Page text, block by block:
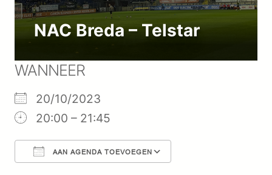
NAC Breda – Telstar
WANNEER
20/10/2023
20:00 – 21:45
AAN AGENDA TOEVOEGEN